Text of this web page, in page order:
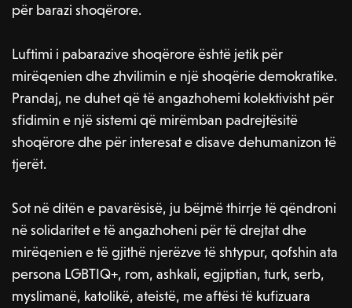
për barazi shoqërore.
Luftimi i pabarazive shoqërore është jetik për
mirëqenien dhe zhvilimin e një shoqërie demokratike.
Prandaj, ne duhet që të angazhohemi kolektivisht për
sfidimin e një sistemi që mirëmban padrejtësitë
shoqërore dhe për interesat e disave dehumanizon të
tjerët.
Sot në ditën e pavarësisë, ju bëjmë thirrje të qëndroni
në solidaritet e të angazhoheni për të drejtat dhe
mirëqenien e të gjithë njerëzve të shtypur, qofshin ata
persona LGBTIQ+, rom, ashkali, egjiptian, turk, serb,
myslimanë, katolikë, ateistë, me aftësi të kufizuara